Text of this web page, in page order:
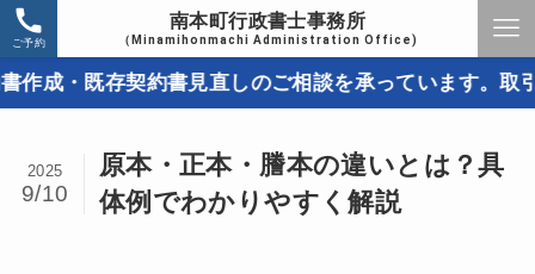
南本町行政書士事務所
（Minamihonmachi Administration Office)
ご予約
存契約書見直しのご相談を承っています。取引トラブ
原本・正本・謄本の違いとは？具
体例でわかりやすく解説
2025
9/10